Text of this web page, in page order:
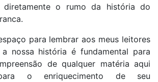
diretamente o rumo da história do
para lembrar aos meus leitores
nossa história é fundamental para
de qualquer matéria aqui
o enriquecimento de seu